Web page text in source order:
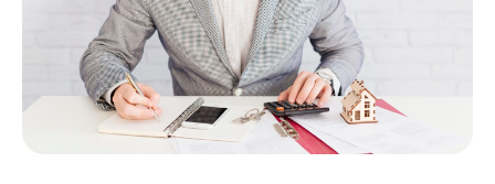
Пример заключения